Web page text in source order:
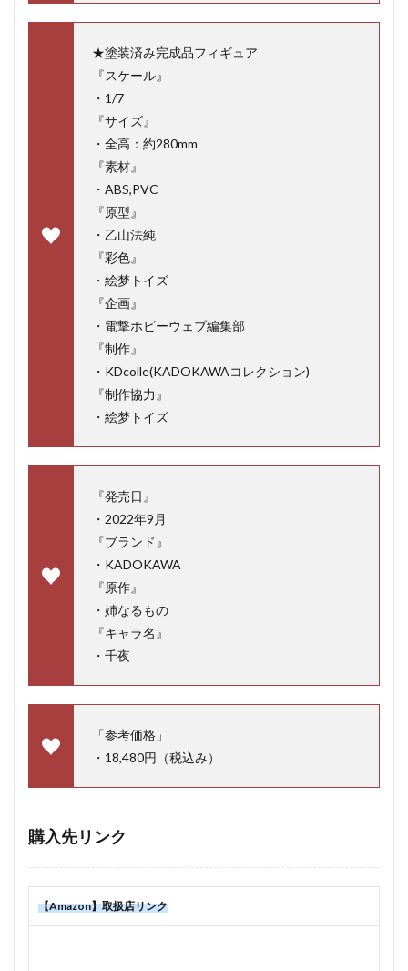
★塗装済み完成品フィギュア
『スケール』
・1/7
『サイズ』
・全高：約280mm
『素材』
・ABS,PVC
『原型』
・乙山法純
『彩色』
・絵梦トイズ
『企画』
・電撃ホビーウェブ編集部
『制作』
・KDcolle(KADOKAWAコレクション)
『制作協力』
・絵梦トイズ
『発売日』
・2022年9月
『ブランド』
・KADOKAWA
『原作』
・姉なるもの
『キャラ名』
・千夜
「参考価格」
・18,480円（税込み）
購入先リンク
【Amazon】取扱店リンク